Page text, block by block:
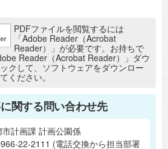
ル
PDFファイルを閲覧するには
「Adobe Reader（Acrobat
Reader）」が必要です。お持ちで
Reader（Acrobat Reader）」ダウ
クして、ソフトウェアをダウンロー
ください。
関する問い合わせ先
計画課 計画公園係
22-2111 (電話交換から担当部署